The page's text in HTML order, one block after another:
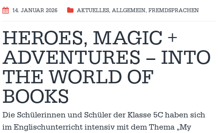
14. JANUAR 2026 AKTUELLES, ALLGEMEIN, FREMDSPRACHEN
HEROES, MAGIC +
ADVENTURES – INTO
THE WORLD OF
BOOKS
Die Schülerinnen und Schüler der Klasse 5C haben sich
im Englischunterricht intensiv mit dem Thema „My